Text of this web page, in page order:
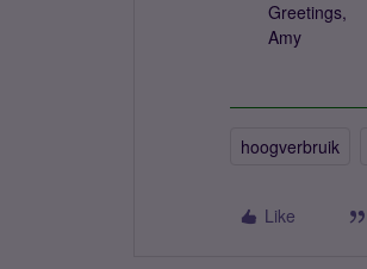
Greetings,
Amy
hoogverbruik
Like